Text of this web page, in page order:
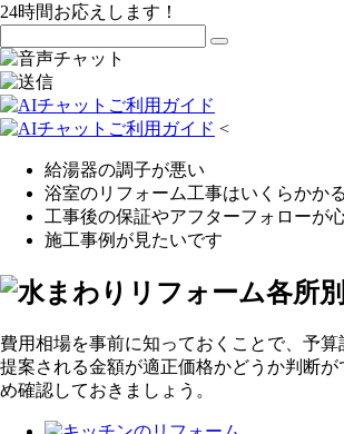
24時間お応えします！
<
給湯器の調子が悪い
浴室のリフォーム工事はいくらかか
工事後の保証やアフターフォローが
施工事例が見たいです
費用相場を事前に知っておくことで、予算
提案される金額が適正価格かどうか判断が
め確認しておきましょう。